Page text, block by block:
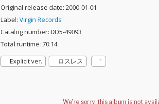
Original release date: 2000-01-01
Label: Virgin Records
Catalog number: DD5-49093
Total runtime: 70:14
Explicit ver.
ロスレス